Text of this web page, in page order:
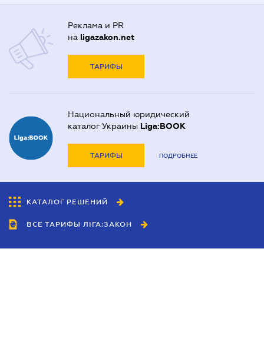
Реклама и PR
на ligazakon.net
ТАРИФЫ
Национальный юридический
каталог Украины Liga:BOOK
ТАРИФЫ ПОДРОБНЕЕ
КАТАЛОГ РЕШЕНИЙ
ВСЕ ТАРИФЫ ЛІГА:ЗАКОН